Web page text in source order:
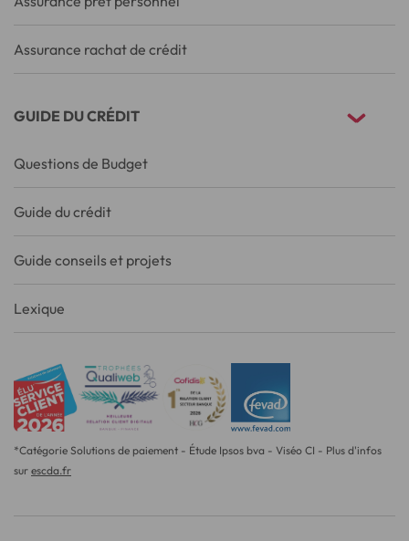
Assurance rachat de crédit
GUIDE DU CRÉDIT
Questions de Budget
Guide du crédit
Guide conseils et projets
Lexique
*Catégorie Solutions de paiement - Étude Ipsos bva - Viséo CI - Plus d'infos
sur escda.fr